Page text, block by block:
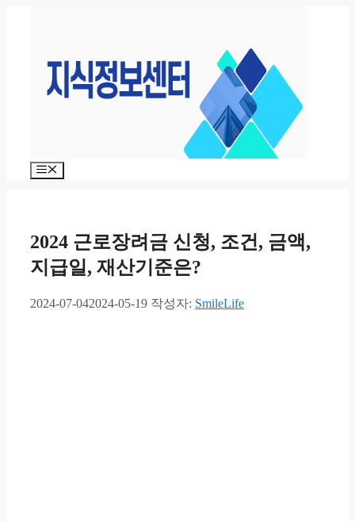
메
2024 근로장려금 신청, 조건, 금액,
지급일, 재산기준은?
2024-07-042024-05-19 작성자: SmileLife